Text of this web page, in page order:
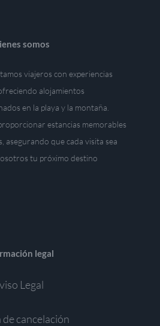
somos
viajeros con experiencias
alojamientos
en la playa y la montaña.
estancias memorables
asegurando que cada visita sea
tu próximo destino
legal
Legal
de cancelación